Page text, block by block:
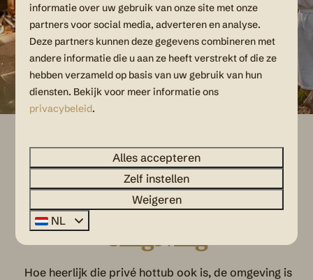
Ontdek de Gooise
omgeving
Hoe heerlijk die privé hottub ook is, de omgeving is
informatie over uw gebruik van onze site met onze
partners voor social media, adverteren en analyse.
Deze partners kunnen deze gegevens combineren met
andere informatie die u aan ze heeft verstrekt of die ze
hebben verzameld op basis van uw gebruik van hun
diensten. Bekijk voor meer informatie ons
privacybeleid.
Alles accepteren
Zelf instellen
Weigeren
NL